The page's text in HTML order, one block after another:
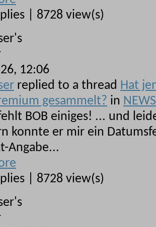
| 8728 view(s)
12:06
replied to a thread Hat
gesammelt? in
BOB einiges! ... und
konnte er mir ein
Angabe...
| 8728 view(s)